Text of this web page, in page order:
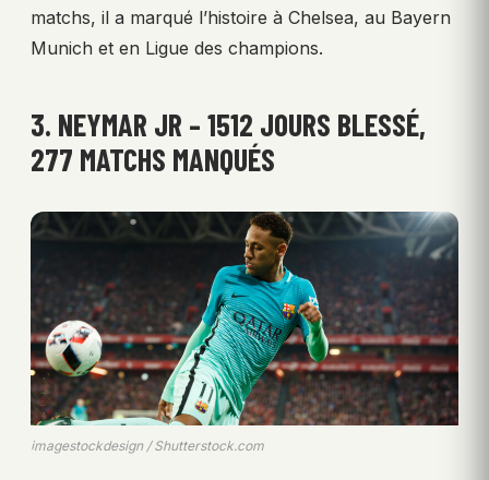
matchs, il a marqué l’histoire à Chelsea, au Bayern
Munich et en Ligue des champions.
3. NEYMAR JR – 1512 JOURS BLESSÉ,
277 MATCHS MANQUÉS
imagestockdesign / Shutterstock.com